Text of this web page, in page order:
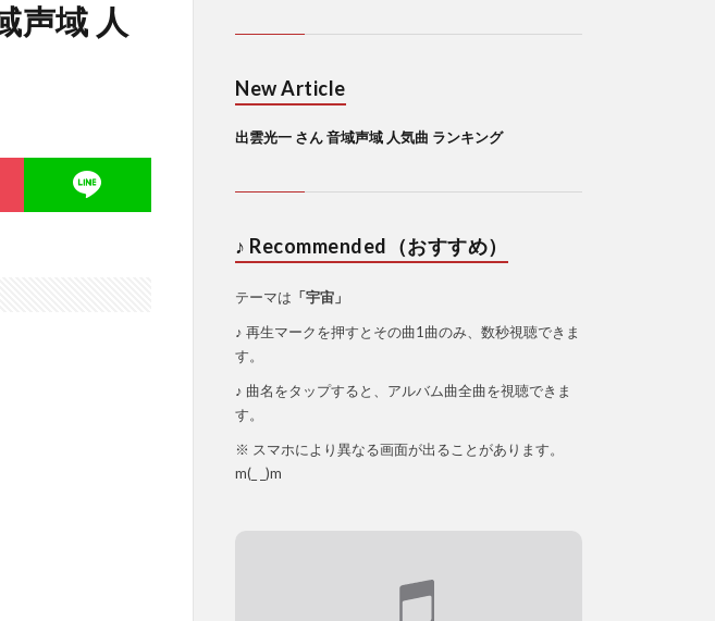
声域 人
New Article
出雲光一 さん 音域声域 人気曲 ランキング
♪ Recommended（おすすめ）
テーマは 「宇宙」
♪ 再生マークを押すとその曲1曲のみ、数秒視聴できま
す。
♪ 曲名をタップすると、アルバム曲全曲を視聴できま
す。
※ スマホにより異なる画面が出ることがあります。
m(_ _)m